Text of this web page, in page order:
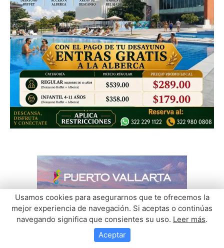
Usamos cookies para asegurarnos que te ofrecemos la
mejor experiencia de navegación. Si aceptas o continúas
navegando significa que consientes su uso. Leer más.
Aceptar